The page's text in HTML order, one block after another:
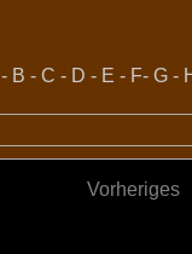
- B - C - D - E - F- G -
Vorheriges